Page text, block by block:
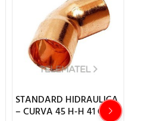
STANDARD HIDRAULICA
– CURVA 45 H-H 41 Cu 35